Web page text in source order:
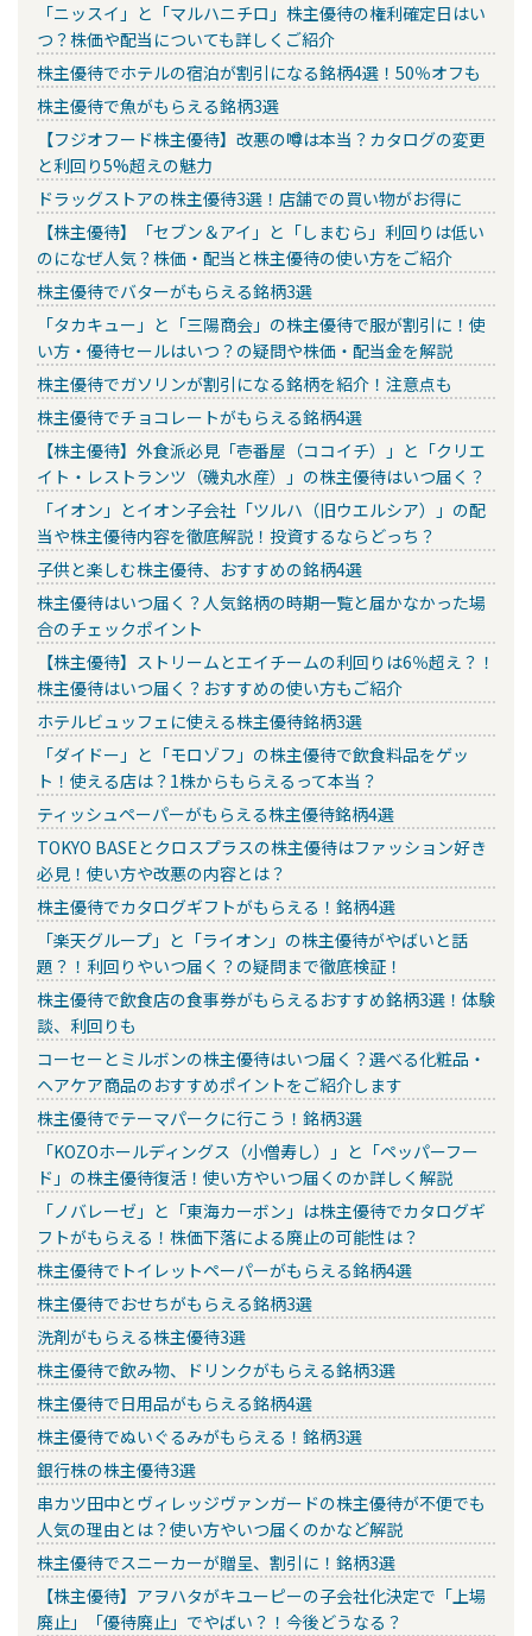
「ニッスイ」と「マルハニチロ」株主優待の権利確定日はい
つ？株価や配当についても詳しくご紹介
株主優待でホテルの宿泊が割引になる銘柄4選！50％オフも
株主優待で魚がもらえる銘柄3選
【フジオフード株主優待】改悪の噂は本当？カタログの変更
と利回り5%超えの魅力
ドラッグストアの株主優待3選！店舗での買い物がお得に
【株主優待】「セブン＆アイ」と「しまむら」利回りは低い
のになぜ人気？株価・配当と株主優待の使い方をご紹介
株主優待でバターがもらえる銘柄3選
「タカキュー」と「三陽商会」の株主優待で服が割引に！使
い方・優待セールはいつ？の疑問や株価・配当金を解説
株主優待でガソリンが割引になる銘柄を紹介！注意点も
株主優待でチョコレートがもらえる銘柄4選
【株主優待】外食派必見「壱番屋（ココイチ）」と「クリエ
イト・レストランツ（磯丸水産）」の株主優待はいつ届く？
「イオン」とイオン子会社「ツルハ（旧ウエルシア）」の配
当や株主優待内容を徹底解説！投資するならどっち？
子供と楽しむ株主優待、おすすめの銘柄4選
株主優待はいつ届く？人気銘柄の時期一覧と届かなかった場
合のチェックポイント
【株主優待】ストリームとエイチームの利回りは6％超え？！
株主優待はいつ届く？おすすめの使い方もご紹介
ホテルビュッフェに使える株主優待銘柄3選
「ダイドー」と「モロゾフ」の株主優待で飲食料品をゲッ
ト！使える店は？1株からもらえるって本当？
ティッシュペーパーがもらえる株主優待銘柄4選
TOKYO BASEとクロスプラスの株主優待はファッション好き
必見！使い方や改悪の内容とは？
株主優待でカタログギフトがもらえる！銘柄4選
「楽天グループ」と「ライオン」の株主優待がやばいと話
題？！利回りやいつ届く？の疑問まで徹底検証！
株主優待で飲食店の食事券がもらえるおすすめ銘柄3選！体験
談、利回りも
コーセーとミルボンの株主優待はいつ届く？選べる化粧品・
ヘアケア商品のおすすめポイントをご紹介します
株主優待でテーマパークに行こう！銘柄3選
「KOZOホールディングス（小僧寿し）」と「ペッパーフー
ド」の株主優待復活！使い方やいつ届くのか詳しく解説
「ノバレーゼ」と「東海カーボン」は株主優待でカタログギ
フトがもらえる！株価下落による廃止の可能性は？
株主優待でトイレットペーパーがもらえる銘柄4選
株主優待でおせちがもらえる銘柄3選
洗剤がもらえる株主優待3選
株主優待で飲み物、ドリンクがもらえる銘柄3選
株主優待で日用品がもらえる銘柄4選
株主優待でぬいぐるみがもらえる！銘柄3選
銀行株の株主優待3選
串カツ田中とヴィレッジヴァンガードの株主優待が不便でも
人気の理由とは？使い方やいつ届くのかなど解説
株主優待でスニーカーが贈呈、割引に！銘柄3選
【株主優待】アヲハタがキユーピーの子会社化決定で「上場
廃止」「優待廃止」でやばい？！今後どうなる？